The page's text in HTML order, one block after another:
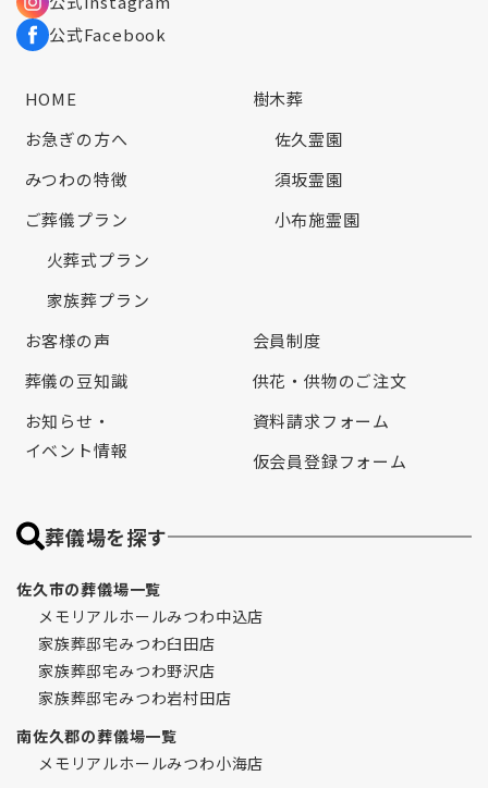
公式Facebook
HOME
お急ぎの方へ
みつわの特徴
ご葬儀プラン
火葬式プラン
家族葬プラン
樹木葬
佐久霊園
須坂霊園
小布施霊園
お客様の声
葬儀の豆知識
お知らせ・
イベント情報
会員制度
供花・供物のご注文
資料請求フォーム
仮会員登録フォーム
葬儀場を探す
佐久市の葬儀場一覧
メモリアルホールみつわ中込店
家族葬邸宅みつわ臼田店
家族葬邸宅みつわ野沢店
家族葬邸宅みつわ岩村田店
南佐久郡の葬儀場一覧
メモリアルホールみつわ小海店